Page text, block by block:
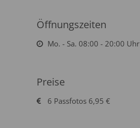
Öffnungszeiten
Mo. - Sa. 08:00 - 20:00 Uhr
Preise
6 Passfotos 6,95 €